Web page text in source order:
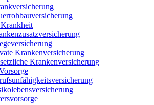
Krankenversicherung
Krankenversicherung